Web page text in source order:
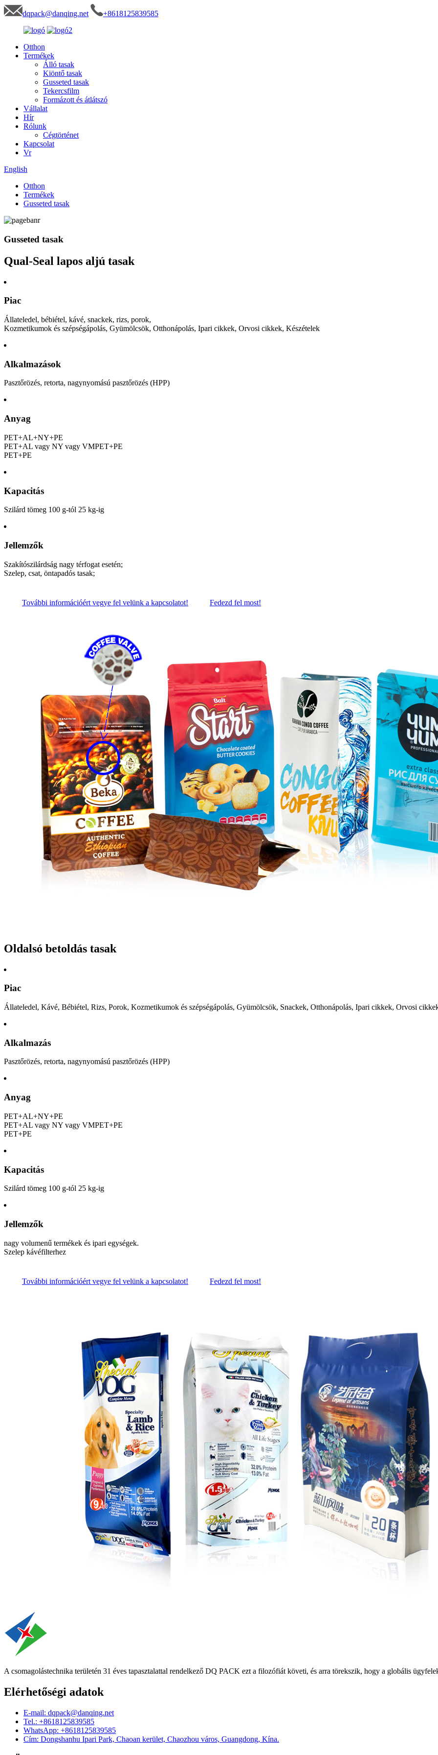
dqpack@danqing.net +8618125839585
Otthon
Termékek
Álló tasak
Kiöntő tasak
Gusseted tasak
Tekercsfilm
Formázott és átlátszó
Vállalat
Hír
Rólunk
Cégtörténet
Kapcsolat
Vr
English
Otthon
Termékek
Gusseted tasak
Gusseted tasak
Qual-Seal lapos aljú tasak
Piac
Állateledel, bébiétel, kávé, snackek, rizs, porok,
Kozmetikumok és szépségápolás, Gyümölcsök, Otthonápolás, Ipari cikkek, Orvosi cikkek, Készételek
Alkalmazások
Pasztőrözés, retorta, nagynyomású pasztőrözés (HPP)
Anyag
PET+AL+NY+PE
PET+AL vagy NY vagy VMPET+PE
PET+PE
Kapacitás
Szilárd tömeg 100 g-tól 25 kg-ig
Jellemzők
Szakítószilárdság nagy térfogat esetén;
Szelep, csat, öntapadós tasak;
További információért vegye fel velünk a kapcsolatot! Fedezd fel most!
Oldalsó betoldás tasak
Piac
Állateledel, Kávé, Bébiétel, Rizs, Porok, Kozmetikumok és szépségápolás, Gyümölcsök, Snackek, Otthonápolás, Ipari cikkek, Orvosi
Alkalmazás
Pasztőrözés, retorta, nagynyomású pasztőrözés (HPP)
Anyag
PET+AL+NY+PE
PET+AL vagy NY vagy VMPET+PE
PET+PE
Kapacitás
Szilárd tömeg 100 g-tól 25 kg-ig
Jellemzők
nagy volumenű termékek és ipari egységek.
Szelep kávéfilterhez
További információért vegye fel velünk a kapcsolatot! Fedezd fel most!
A csomagolástechnika területén 31 éves tapasztalattal rendelkező DQ PACK ezt a filozófiát követi, és arra törekszik, hogy a globális
Elérhetőségi adatok
E-mail: dqpack@danqing.net
Tel.: +8618125839585
WhatsApp: +8618125839585
Cím: Dongshanhu Ipari Park, Chaoan kerület, Chaozhou város, Guangdong, Kína.